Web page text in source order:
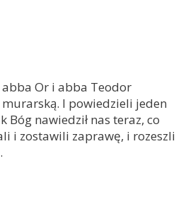
Or i abba Teodor
I powiedzieli jeden
Bóg nawiedził nas teraz, co
i zostawili zaprawę, i rozeszli